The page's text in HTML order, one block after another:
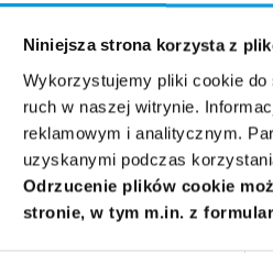
Niniejsza strona korzysta z
Wykorzystujemy pliki cookie do
ruch w naszej witrynie.
reklamowym i analitycznym.
uzyskanymi podczas
Odrzucenie plików cookie
stronie, w tym m.in. z